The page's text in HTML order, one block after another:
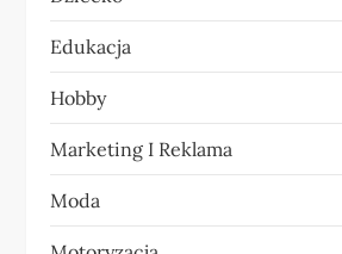
w
p
i
s
Edukacja
Hobby
Marketing I Reklama
Moda